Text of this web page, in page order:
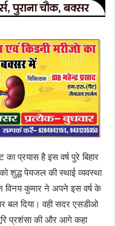
प्रयास है इस वर्ष पुरे बिहार
शुद्ध पेयजल की स्थाई व्यवस्था
विनय कुमार ने अपने इस वर्ष के
बल दिया। वही सदर एसडीओ
प्रशंसा की और आगे कहा